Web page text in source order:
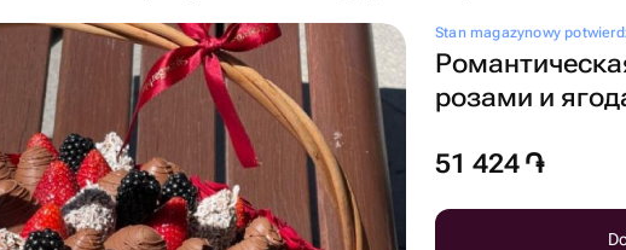
Stan magazynowy
розами и
51 424 ֏